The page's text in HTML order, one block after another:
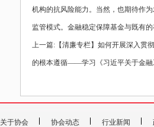
机构的抗风险能力。当然，也期待作
监管模式。金融稳定保障基金与既有
上一篇: 【清廉专栏】如何开展深入贯
的根本遵循——学习《习近平关于金融
关于协会 协会动态 行业新闻